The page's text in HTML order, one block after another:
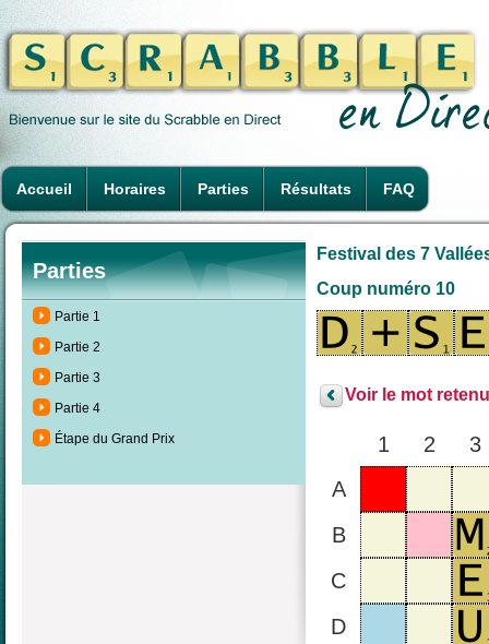
Accueil Horaires Parties Résultats FAQ
Parties
Partie 1
Partie 2
Partie 3
Partie 4
Étape du Grand Prix
Festival des 7
Coup numéro 10
Voir le mot
1 2
3
A
B
C
D